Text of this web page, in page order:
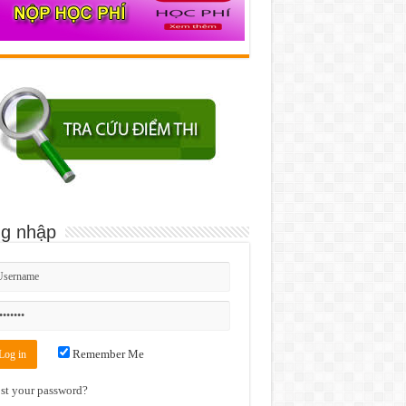
nhập
Remember Me
your password?